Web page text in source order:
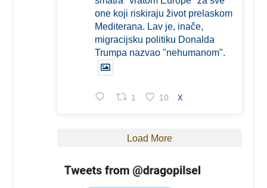
one koji riskiraju život prelaskom
Mediterana. Lav je, inače,
migracijsku politiku Donalda
Trumpa nazvao "nehumanom".
1 10 X
Load More